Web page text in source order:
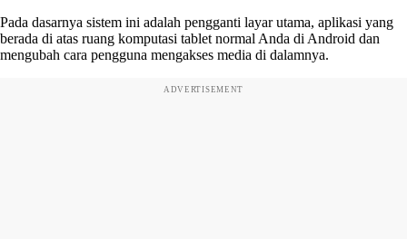
Pada dasarnya sistem ini adalah pengganti layar utama, aplikasi yang
berada di atas ruang komputasi tablet normal Anda di Android dan
mengubah cara pengguna mengakses media di dalamnya.
ADVERTISEMENT